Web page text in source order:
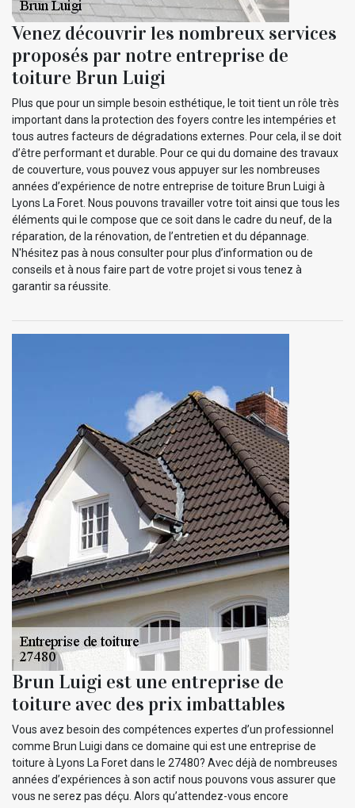
Venez découvrir les nombreux services
proposés par notre entreprise de
toiture Brun Luigi
Plus que pour un simple besoin esthétique, le toit tient un rôle très
important dans la protection des foyers contre les intempéries et
tous autres facteurs de dégradations externes. Pour cela, il se doit
d’être performant et durable. Pour ce qui du domaine des travaux
de couverture, vous pouvez vous appuyer sur les nombreuses
années d’expérience de notre entreprise de toiture Brun Luigi à
Lyons La Foret. Nous pouvons travailler votre toit ainsi que tous les
éléments qui le compose que ce soit dans le cadre du neuf, de la
réparation, de la rénovation, de l’entretien et du dépannage.
N'hésitez pas à nous consulter pour plus d’information ou de
conseils et à nous faire part de votre projet si vous tenez à
garantir sa réussite.
Brun Luigi est une entreprise de
toiture avec des prix imbattables
Vous avez besoin des compétences expertes d’un professionnel
comme Brun Luigi dans ce domaine qui est une entreprise de
toiture à Lyons La Foret dans le 27480? Avec déjà de nombreuses
années d’expériences à son actif nous pouvons vous assurer que
vous ne serez pas déçu. Alors qu’attendez-vous encore